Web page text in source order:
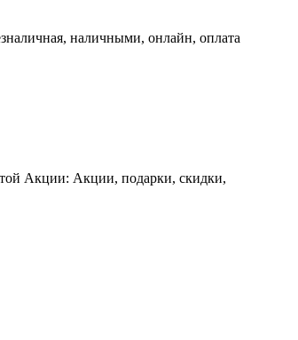
наличными, онлайн, оплата
Акции: Акции, подарки, скидки,